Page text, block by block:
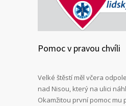
Pomoc v pravou chvíli
Velké štěstí měl včera
nad Nisou, který na ulici
Okamžitou první pomoc mu